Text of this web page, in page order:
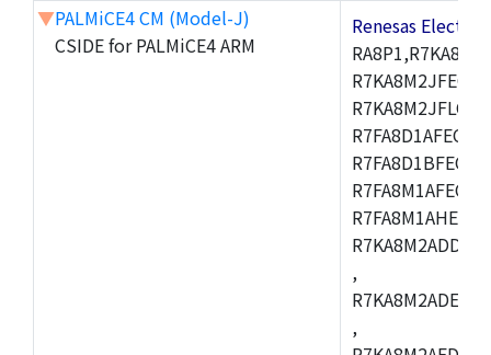
▼PALMiCE4 CM (Model-J)
CSIDE for PALMiCE4 ARM
Renesas
,
,